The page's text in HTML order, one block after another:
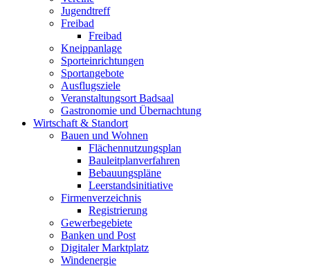
Jugendtreff
Freibad
Freibad
Kneippanlage
Sporteinrichtungen
Sportangebote
Ausflugsziele
Veranstaltungsort Badsaal
Gastronomie und Übernachtung
Wirtschaft & Standort
Bauen und Wohnen
Flächennutzungsplan
Bauleitplanverfahren
Bebauungspläne
Leerstandsinitiative
Firmenverzeichnis
Registrierung
Gewerbegebiete
Banken und Post
Digitaler Marktplatz
Windenergie